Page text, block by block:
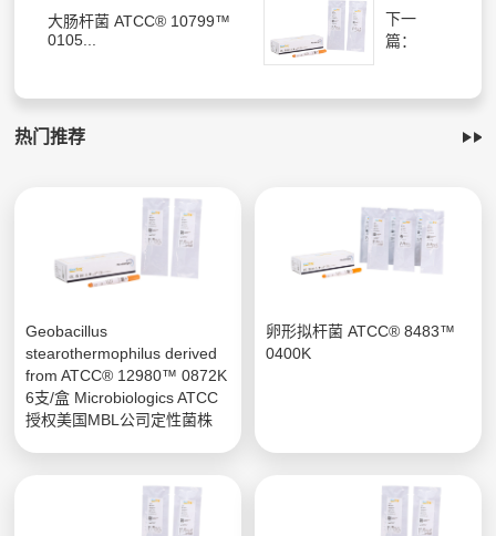
大肠杆菌 ATCC® 10799™
0105...
下一
篇：
热门推荐
Geobacillus
stearothermophilus derived
from ATCC® 12980™ 0872K
6支/盒 Microbiologics ATCC
授权美国MBL公司定性菌株
卵形拟杆菌 ATCC® 8483™
0400K